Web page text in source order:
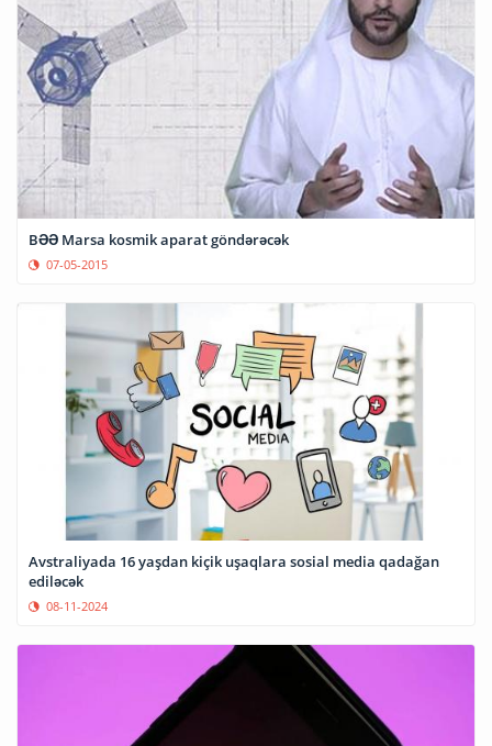
BƏƏ Marsa kosmik aparat göndərəcək
07-05-2015
Avstraliyada 16 yaşdan kiçik uşaqlara sosial media qadağan
ediləcək
08-11-2024